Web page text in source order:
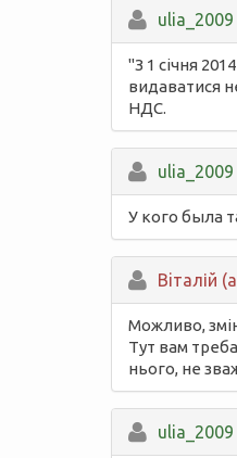
"З 1 січня
видаватися
НДС.
У кого была
Вiталій
Можливо,
Тут вам
нього, не